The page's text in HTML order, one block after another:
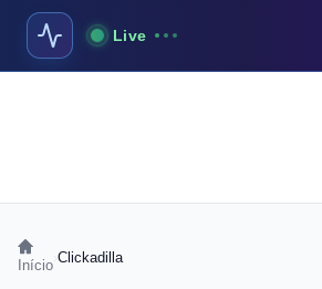
Live
Início Clickadilla